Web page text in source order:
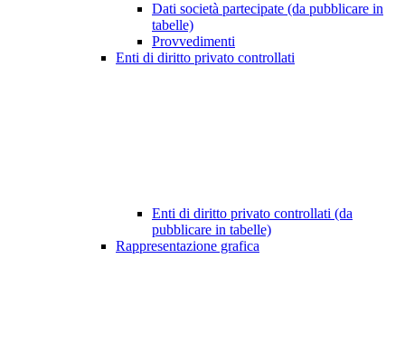
Dati società partecipate (da pubblicare in
tabelle)
Provvedimenti
Enti di diritto privato controllati
Enti di diritto privato controllati (da
pubblicare in tabelle)
Rappresentazione grafica